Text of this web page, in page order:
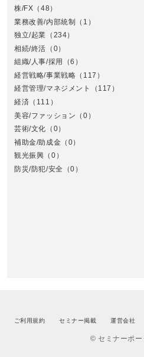
株/FX （48）
業務改善/内部統制 （1）
独立/起業 （234）
相続/終活 （0）
組織/人事/採用
（6）
経営戦略/事業戦略 （117）
経営管理/マネジメント
（117）
経済 （111）
美容/ファッション （0）
芸術/文化 （0）
補助金/助成金 （0）
観光振興 （0）
防災/防犯/安全
（0）
ご利用規約 セミナー掲載 運営会社
© セミナーポ